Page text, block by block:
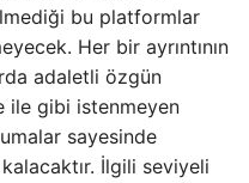
bu platformlar
Her bir ayrıntının
adaletli özgün
ile gibi istenmeyen
sayesinde
İlgili seviyeli